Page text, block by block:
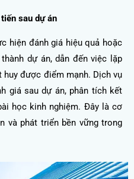
sau dự án
hiện đánh giá hiệu quả hoặc
dự án, dẫn đến việc lặp
huy được điểm mạnh. Dịch vụ
giá sau dự án, phân tích kết
học kinh nghiệm. Đây là cơ
và phát triển bền vững trong